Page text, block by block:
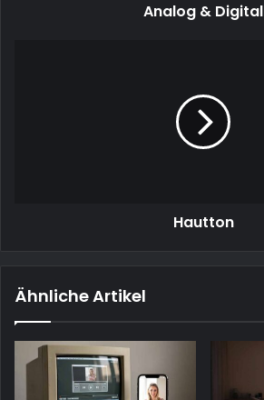
Analog & Digital
Hautton
Ähnliche Artikel